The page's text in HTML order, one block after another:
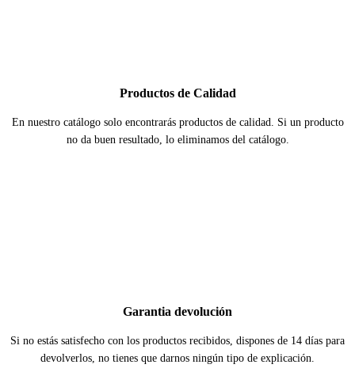
Productos de Calidad
En nuestro catálogo solo encontrarás productos de calidad. Si un producto
no da buen resultado, lo eliminamos del catálogo.
Garantia devolución
Si no estás satisfecho con los productos recibidos, dispones de 14 días para
devolverlos, no tienes que darnos ningún tipo de explicación.